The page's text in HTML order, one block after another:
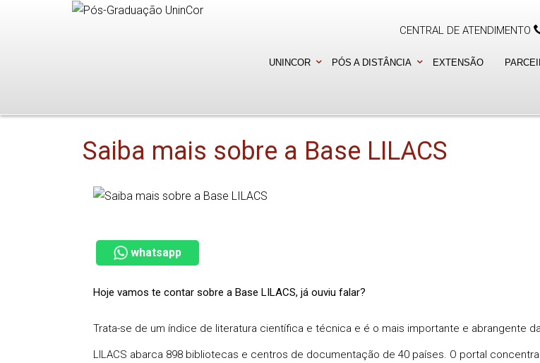
CENTRAL DE ATENDIMENTO
UNINCOR PÓS A DISTÂNCIA EXTENSÃO
Saiba mais sobre a Base LILACS
whatsapp
Hoje vamos te contar sobre a Base LILACS, já ouviu falar?
Trata-se de um índice de literatura científica e técnica e é o mais importante e abrangente
LILACS abarca 898 bibliotecas e centros de documentação de 40 países. O portal